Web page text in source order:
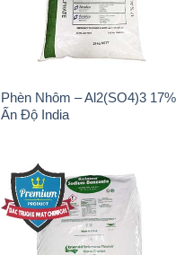
Phèn Nhôm – Al2(SO4)3 17%
Ấn Độ India